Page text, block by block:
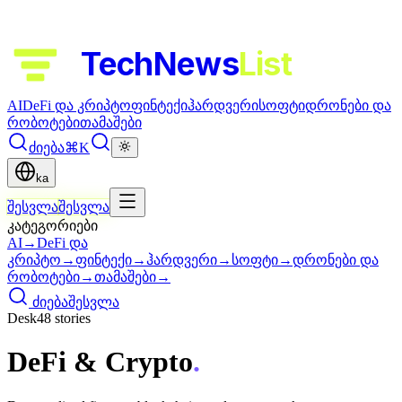
TechNewsList
AIDeFi და კრიპტოფინტექიჰარდვერისოფტიდრონები და
რობოტებითამაშები
ძიება⌘K
ka
შესვლაშესვლა
კატეგორიები
AI→DeFi და
კრიპტო →ფინტექი→ჰარდვერი→ სოფტი→დრონები და
რობოტები→თამაშები→
ძიებაშესვლა
Desk48 stories
DeFi & Crypto.